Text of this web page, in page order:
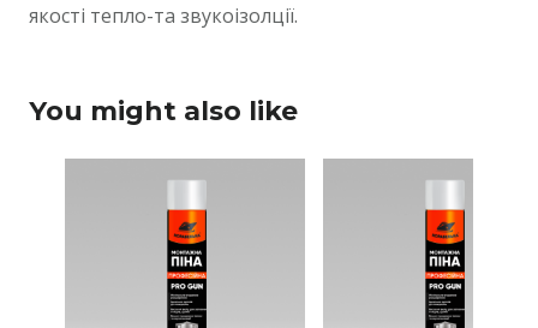
якості тепло-та звукоізолції.
You might also like